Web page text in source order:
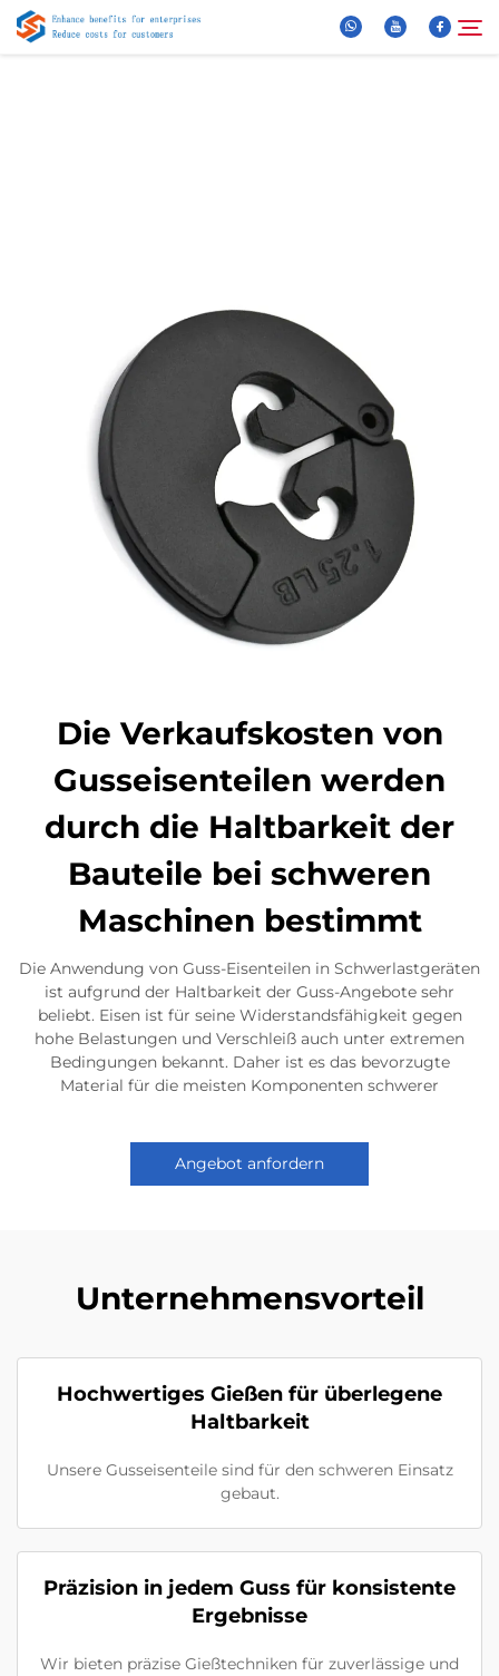
Kontaktieren Sie uns
Die Verkaufskosten von
Gusseisenteilen werden
durch die Haltbarkeit der
Bauteile bei schweren
Maschinen bestimmt
Die Anwendung von Guss-Eisenteilen in Schwerlastgeräten
ist aufgrund der Haltbarkeit der Guss-Angebote sehr
beliebt. Eisen ist für seine Widerstandsfähigkeit gegen
hohe Belastungen und Verschleiß auch unter extremen
Bedingungen bekannt. Daher ist es das bevorzugte
Material für die meisten Komponenten schwerer
Angebot anfordern
Unternehmensvorteil
Hochwertiges Gießen für überlegene
Haltbarkeit
Unsere Gusseisenteile sind für den schweren Einsatz
gebaut.
Präzision in jedem Guss für konsistente
Ergebnisse
Wir bieten präzise Gießtechniken für zuverlässige und